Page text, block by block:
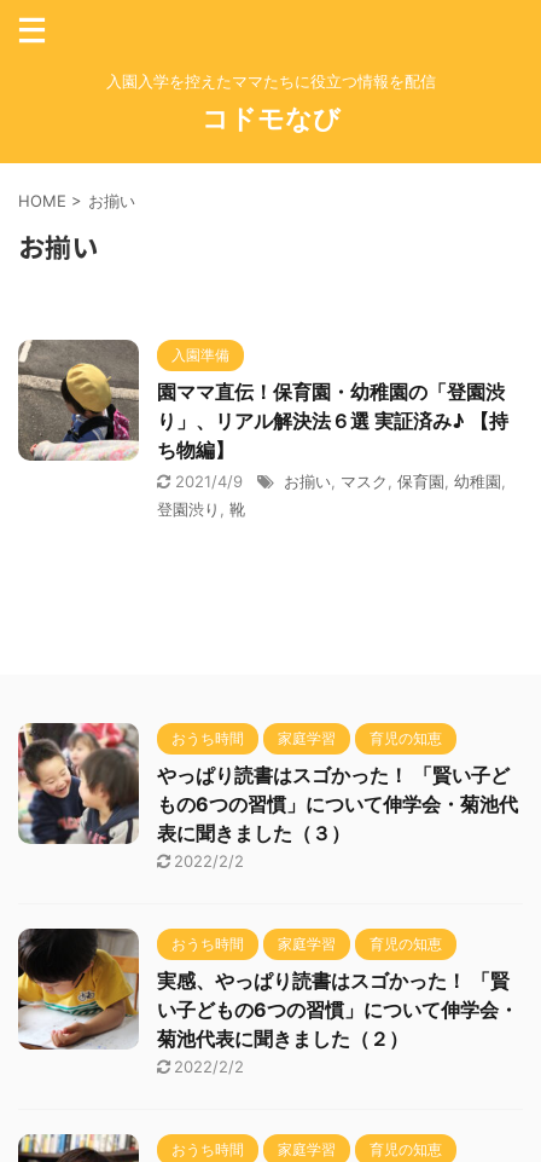
入園入学を控えたママたちに役立つ情報を配信
コドモなび
HOME > お揃い
お揃い
入園準備
園ママ直伝！保育園・幼稚園の「登園渋
り」、リアル解決法６選 実証済み♪ 【持
ち物編】
2021/4/9 お揃い マスク 保育園 幼稚園
登園渋り
靴
おうち時間 家庭学習 育児の知恵
やっぱり読書はスゴかった！ 「賢い子ど
もの6つの習慣」について伸学会・菊池代
表に聞きました（３）
2022/2/2
おうち時間 家庭学習 育児の知恵
実感、やっぱり読書はスゴかった！ 「賢
い子どもの6つの習慣」について伸学会・
菊池代表に聞きました（２）
2022/2/2
おうち時間 家庭学習 育児の知恵